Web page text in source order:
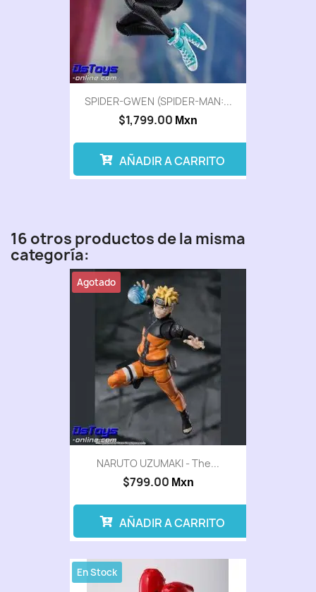
SPIDER-GWEN (SPIDER-MAN:...
$1,799.00 Mxn
AÑADIR A CARRITO
16 otros productos de la misma
categoría:
NARUTO UZUMAKI - The...
$799.00 Mxn
Agotado
AÑADIR A CARRITO
En Stock